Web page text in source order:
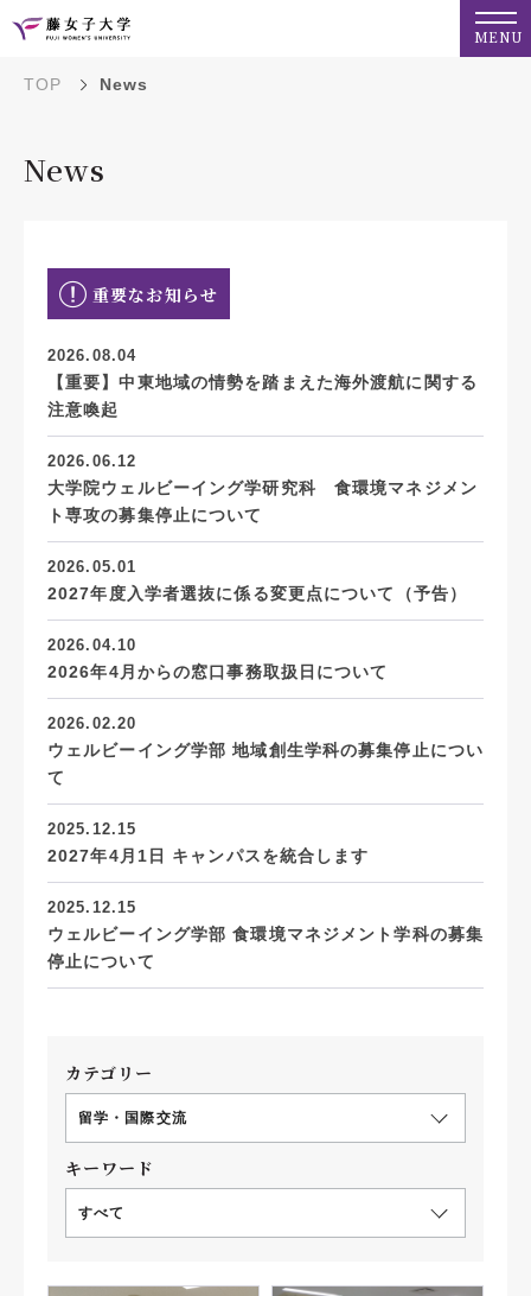
MENU
TOP News
News
重要なお知らせ
2026.08.04
【重要】中東地域の情勢を踏まえた海外渡航に関する
注意喚起
2026.06.12
大学院ウェルビーイング学研究科 食環境マネジメン
ト専攻の募集停止について
2026.05.01
2027年度入学者選抜に係る変更点について（予告）
2026.04.10
2026年4月からの窓口事務取扱日について
2026.02.20
ウェルビーイング学部 地域創生学科の募集停止につい
て
2025.12.15
2027年4月1日 キャンパスを統合します
2025.12.15
ウェルビーイング学部 食環境マネジメント学科の募集
停止について
カテゴリー
留学・国際交流
キーワード
すべて